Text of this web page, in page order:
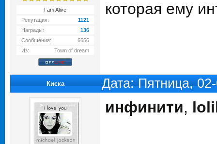
I am Alive
Репутация:
1121
Награды:
136
Сообщения:
6656
Из:
Town of dream
которая ему
Киска Дата: Пятница,
инфинити,